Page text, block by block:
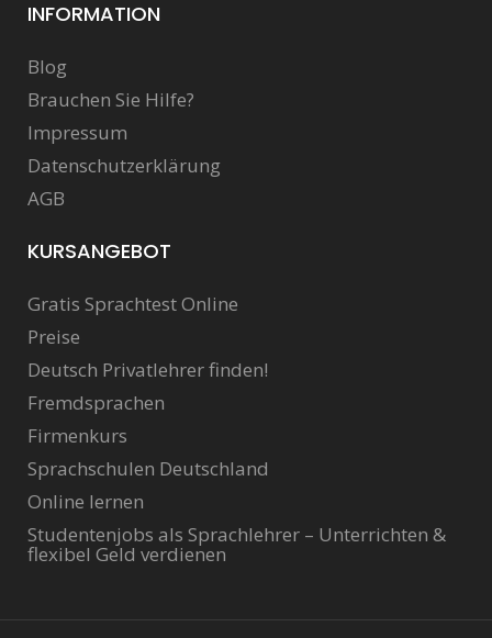
INFORMATION
Blog
Brauchen Sie Hilfe?
Impressum
Datenschutzerklärung
AGB
KURSANGEBOT
Gratis Sprachtest Online
Preise
Deutsch Privatlehrer finden!
Fremdsprachen
Firmenkurs
Sprachschulen Deutschland
Online lernen
Studentenjobs als Sprachlehrer – Unterrichten &
flexibel Geld verdienen